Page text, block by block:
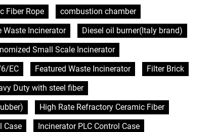
Fiber Rope
combustion chamber
Waste Incinerator
Diesel oil burner(Italy brand)
Small Scale Incinerator
EC Featured Waste Incinerator
Filter Brick
Duty with steel fiber
High Rate Refractory Ceramic Fiber
Case
Incinerator PLC Control Case